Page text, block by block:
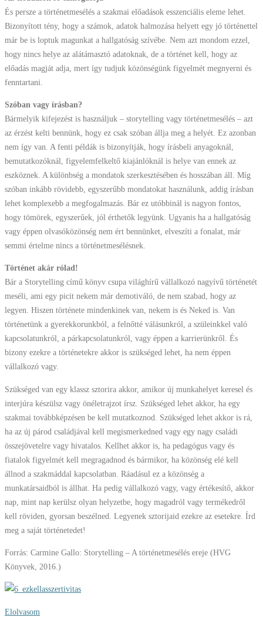
És persze a történetmesélés a szakmai előadások esszenciális eleme lehet.
Bizonyított tény, hogy a számok, adatok halmozása helyett egy jó történettel
már be is loptuk magunkat a hallgatóság szívébe. Nem azt mondom ezzel,
hogy nincs helye az alátámasztó adatoknak, de a történet kell, hogy az
előadás magját adja, mert így tudjuk közönségünk figyelmét megnyerni és
fenntartani.
Szóban vagy írásban?
Bármelyik kifejezést is használjuk – storytelling vagy történetmesélés – azt
az érzést kelti bennünk, hogy ez csak szóban állja meg a helyét. Ez azonban
nem így van. A fenti példák is bizonyítják, hogy írásbeli anyagoknál,
bemutatkozóknál, figyelemfelkeltő kiajánlóknál is helye van ennek az
eszköznek. A különbség a mondatok szerkesztésében és hosszában áll. Míg
szóban inkább rövidebb, egyszerűbb mondatokat használunk, addig írásban
lehet komplexebb a megfogalmazás. Bár ez utóbbinál is nagyon fontos,
hogy tömörek, egyszerűek, jól érthetők legyünk. Ugyanis ha a hallgatóság
vagy éppen olvasóközönség nem ért bennünket, elveszíti a fonalat, már
semmi értelme nincs a történetmesélésnek.
Történet akár rólad!
Bár a Storytelling című könyv csupa világhírű vállalkozó nagyívű történetét
meséli, ami egy picit nekem már demotiváló, de nem szabad, hogy az
legyen. Hiszen története mindenkinek van, nekem is és Neked is. Van
történetünk a gyerekkorunkból, a felnőtté válásunkról, a szüleinkkel való
kapcsolatunkról, a párkapcsolatunkról, vagy éppen a karrierünkről. És
bizony ezekre a történetekre akkor is szükséged lehet, ha nem éppen
vállalkozó vagy.
Szükséged van egy klassz sztorira akkor, amikor új munkahelyet keresel és
interjúra készülsz vagy önéletrajzot írsz. Szükséged lehet akkor, ha egy
szakmai továbbképzésen be kell mutatkoznod. Szükséged lehet akkor is rá,
ha az új párod családjával kell megismerkedned vagy egy nagy családi
összejövetelre vagy hivatalos. Kellhet akkor is, ha pedagógus vagy és
fiatalok figyelmét kell megragadnod és bármikor, ha közönség elé kell
állnod a szakmáddal kapcsolatban. Ráadásul ez a közönség a
munkatársaidból is állhat. Ha pedig vállalkozó vagy, vagy értékesítő, akkor
nap, mint nap kerülsz olyan helyzetbe, hogy magadról vagy termékedről
kell röviden, gyorsan beszélned. Legyenek sztorijaid ezekre az esetekre. Írd
meg a saját történetedet!
Forrás: Carmine Gallo: Storytelling – A történetmesélés ereje (HVG
Könyvek, 2016.)
Elolvasom